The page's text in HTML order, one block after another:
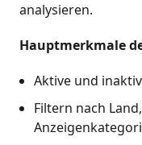
analysieren.
Hauptmerkmale
Aktive und
Filtern nach